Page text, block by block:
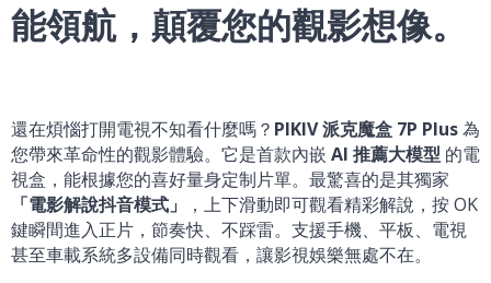
能領航，顛覆您的觀影想像。
還在煩惱打開電視不知看什麼嗎？ PIKIV 派克魔盒 7P Plus為
您帶來革命性的觀影體驗。它是首款內嵌 AI 推薦大模型 的電
視盒，能根據您的喜好量身定制片單。最驚喜的是其獨家
「電影解說抖音模式」
，上下滑動即可觀看精彩解說，按 OK
鍵瞬間進入正片，節奏快、不踩雷。支援手機、平板、電視
甚至車載系統多設備同時觀看，讓影視娛樂無處不在。